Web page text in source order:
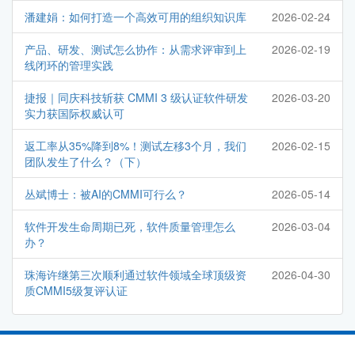
潘建娟：如何打造一个高效可用的组织知识库 2026-02-24
产品、研发、测试怎么协作：从需求评审到上
线闭环的管理实践
2026-02-19
捷报｜同庆科技斩获 CMMI 3 级认证软件研发
实力获国际权威认可
2026-03-20
返工率从35%降到8%！测试左移3个月，我们
团队发生了什么？（下）
2026-02-15
丛斌博士：被AI的CMMI可行么？ 2026-05-14
软件开发生命周期已死，软件质量管理怎么
办？
2026-03-04
珠海许继第三次顺利通过软件领域全球顶级资
质CMMI5级复评认证
2026-04-30